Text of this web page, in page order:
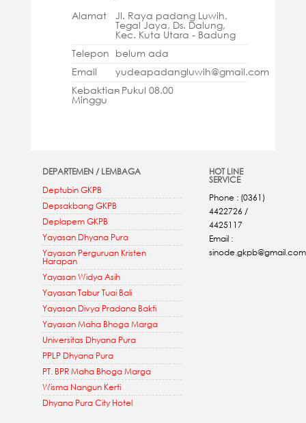
Alamat
Jl. Raya padang Luwih,
Tegal Jaya, Ds. Dalung,
Kec. Kuta Utara - Badung
Telepon
belum ada
Email
yudeapadangluwih@gmail.com
Kebaktian
Minggu
- Pukul 08.00
DEPARTEMEN / LEMBAGA
Deptubin GKPB
Depsakbang GKPB
Deplapem GKPB
Yayasan Dhyana Pura
Yayasan Perguruan Kristen
Harapan
Yayasan Widya Asih
Yayasan Tabur Tuai Bali
Yayasan Divya Pradana Bakti
Yayasan Maha Bhoga Marga
Universitas Dhyana Pura
PPLP Dhyana Pura
PT. BPR Maha Bhoga Marga
Wisma Nangun Kerti
Dhyana Pura City Hotel
HOT LINE
SERVICE
Phone : (0361)
4422726 /
4425117
Email :
sinode.gkpb@gmail.com